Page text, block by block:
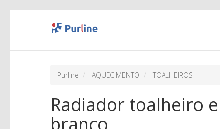
Purline AQUECIMENTO TOALHEIROS
Radiador toalheiro
branco